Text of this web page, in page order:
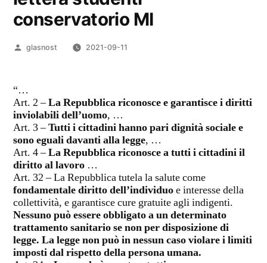
conservatorio MI
Pubblicato
glasnost 2021-09-11
“…
Art. 2 –La Repubblica riconosce e garantisce i diritti
inviolabili dell’uomo, …
Art. 3 –Tutti i cittadini hanno pari dignità sociale e
sono eguali davanti alla legge, …
Art. 4 –La Repubblica riconosce a tutti i cittadini il
diritto al lavoro …
Art. 32 – La Repubblica tutela la salute come
fondamentale diritto dell’individuoe interesse della
collettività, e garantisce cure gratuite agli indigenti.
Nessuno può essere obbligato a un determinato
trattamento sanitario se non per disposizione di
legge. La legge non può in nessun caso violare i limiti
imposti dal rispetto della persona umana.